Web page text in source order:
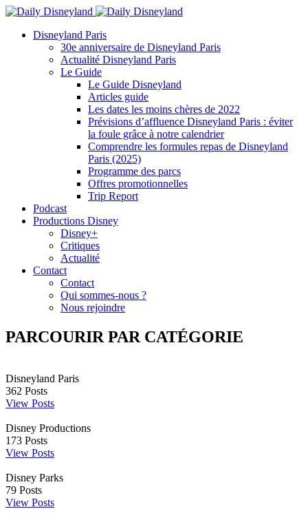
Disneyland Paris
30e anniversaire de Disneyland Paris
Actualité Disneyland Paris
Le Guide
Le Guide Disneyland
Articles guide
Les dates les moins chères de 2022
Prévisions d’affluence Disneyland Paris : éviter
la foule grâce à notre calendrier
Comprendre les formules repas de Disneyland
Paris (2025)
Programme des parcs
Offres promotionnelles
Trip Report
Podcast
Productions Disney
Disney+
Critiques
Actualité
Contact
Contact
Qui sommes-nous ?
Nous rejoindre
PARCOURIR PAR CATÉGORIE
Disneyland Paris
362 Posts
View Posts
Disney Productions
173 Posts
View Posts
Disney Parks
79 Posts
View Posts